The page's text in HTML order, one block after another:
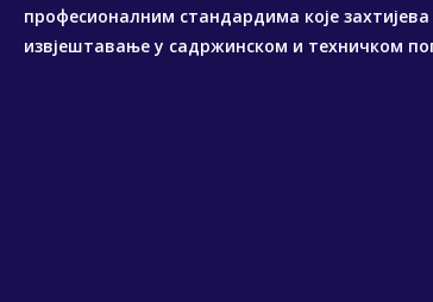
професионалним стандардима које
извјештавање у садржинском и техничком